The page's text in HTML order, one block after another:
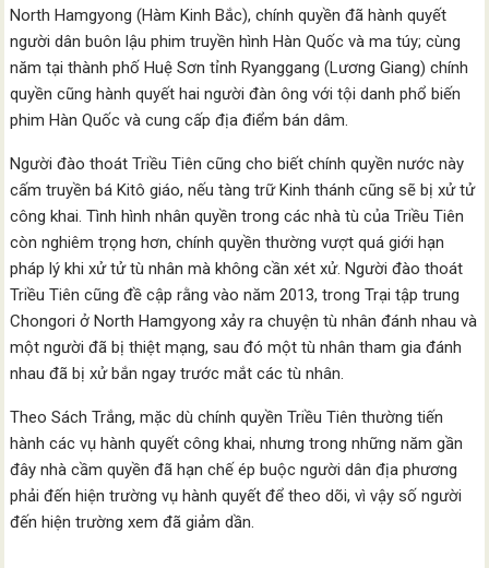
North Hamgyong (Hàm Kinh Bắc), chính quyền đã hành quyết
người dân buôn lậu phim truyền hình Hàn Quốc và ma túy; cùng
năm tại thành phố Huệ Sơn tỉnh Ryanggang (Lương Giang) chính
quyền cũng hành quyết hai người đàn ông với tội danh phổ biến
phim Hàn Quốc và cung cấp địa điểm bán dâm.
Người đào thoát Triều Tiên cũng cho biết chính quyền nước này
cấm truyền bá Kitô giáo, nếu tàng trữ Kinh thánh cũng sẽ bị xử tử
công khai. Tình hình nhân quyền trong các nhà tù của Triều Tiên
còn nghiêm trọng hơn, chính quyền thường vượt quá giới hạn
pháp lý khi xử tử tù nhân mà không cần xét xử. Người đào thoát
Triều Tiên cũng đề cập rằng vào năm 2013, trong Trại tập trung
Chongori ở North Hamgyong xảy ra chuyện tù nhân đánh nhau và
một người đã bị thiệt mạng, sau đó một tù nhân tham gia đánh
nhau đã bị xử bắn ngay trước mắt các tù nhân.
Theo Sách Trắng, mặc dù chính quyền Triều Tiên thường tiến
hành các vụ hành quyết công khai, nhưng trong những năm gần
đây nhà cầm quyền đã hạn chế ép buộc người dân địa phương
phải đến hiện trường vụ hành quyết để theo dõi, vì vậy số người
đến hiện trường xem đã giảm dần.